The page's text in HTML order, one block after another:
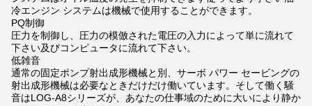
冷エンジン システムは機械で使用することができます。
PQ制御
圧力を制御し、圧力の模倣された電圧の入力によって単に流れて
下さい及びコンピュータに流れて下さい。
低雑音
通常の固定ポンプ射出成形機械と別、サーボ パワー セービングの
射出成形機械は必要なときだけだけ働いています。そして働く騒
音はLOG-A8シリーズが、あなたの仕事域のために大いにより静か